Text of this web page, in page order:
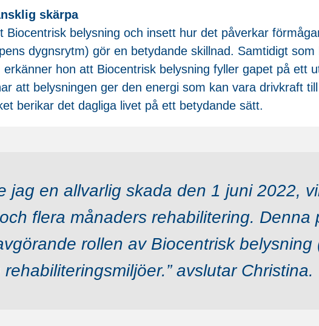
skärpa
Biocentrisk belysning och insett hur det påverkar
dygnsrytm) gör en betydande skillnad. Samtidigt
hon att Biocentrisk belysning fyller gapet på ett
att belysningen ger den energi som kan vara drivkraft
berikar det dagliga livet på ett betydande sätt.
jag en allvarlig skada den 1 juni 2022,
flera månaders rehabilitering. Denna
rollen av Biocentrisk belysning
avslutar Christina.